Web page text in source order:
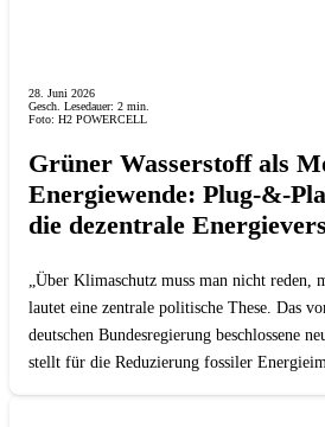
28. Juni 2026
Gesch. Lesedauer: 2 min.
Foto: H2 POWERCELL
Grüner Wasserstoff als
Energiewende: Plug-&-
die dezentrale
„Über Klimaschutz muss man nicht reden,
lautet eine zentrale politische These. Das
deutschen Bundesregierung beschlossene
stellt für die Reduzierung fossiler